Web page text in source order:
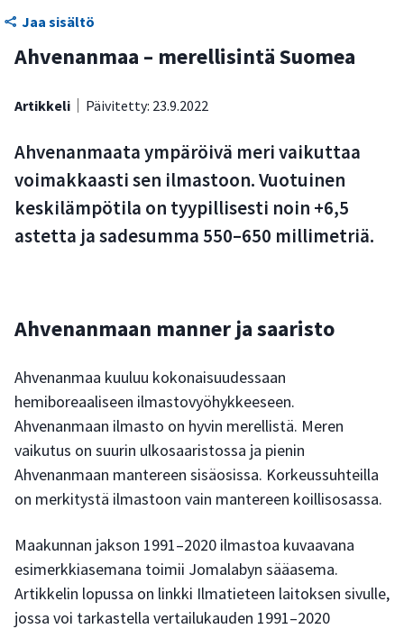
Ahvenanmaan ilmasto lämpenee ja sademäärä kasvaa
Jaa sisältö
Ahvenanmaa – merellisintä Suomea
Artikkeli Päivitetty: 23.9.2022
Ahvenanmaata ympäröivä meri vaikuttaa
voimakkaasti sen ilmastoon. Vuotuinen
keskilämpötila on tyypillisesti noin +6,5
astetta ja sadesumma 550–650 millimetriä.
Ahvenanmaan manner ja saaristo
Ahvenanmaa kuuluu kokonaisuudessaan
hemiboreaaliseen ilmastovyöhykkeeseen.
Ahvenanmaan ilmasto on hyvin merellistä. Meren
vaikutus on suurin ulkosaaristossa ja pienin
Ahvenanmaan mantereen sisäosissa. Korkeussuhteilla
on merkitystä ilmastoon vain mantereen koillisosassa.
Maakunnan jakson 1991–2020 ilmastoa kuvaavana
esimerkkiasemana toimii Jomalabyn sääasema.
Artikkelin lopussa on linkki Ilmatieteen laitoksen sivulle,
jossa voi tarkastella vertailukauden 1991–2020